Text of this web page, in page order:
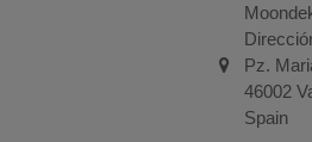
Pz.
46002
Spain